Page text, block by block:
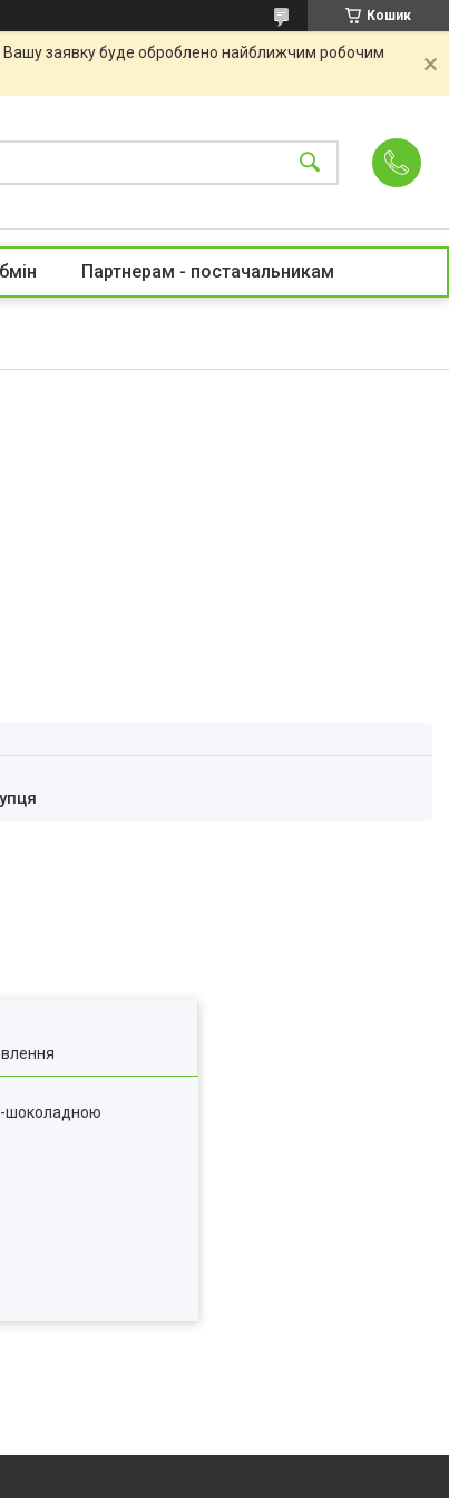
Кошик
Вашу заявку буде оброблено найближчим робочим
Партнерам - постачальникам
шоколадною